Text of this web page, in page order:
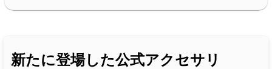
新たに登場した公式アクセサリ